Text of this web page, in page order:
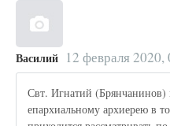
Василий 12 февраля 2020,
Свт. Игнатий
епархиальному архиерею в